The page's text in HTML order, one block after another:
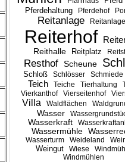
Pferdehaltung Pferdehof
Reitanlage
Reiterhof
Reithalle Reitplatz
Resthof Scheune
Schloß Schlösser Schmiede
Teich Teiche Tierhaltung
Vierkanthof
Vierseitenhof
Villa Waldflächen
Wasser
Wasserkraft
Wassermühle
Wasserturm Weideland
Weingut Wiese
Windmühlen